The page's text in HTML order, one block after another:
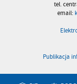
tel.
email:
Publikacja